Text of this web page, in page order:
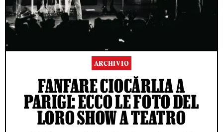
ARCHIVIO
FANFARE CIOCĂRLIA A
PARIGI: ECCO LE FOTO DEL
LORO SHOW A TEATRO